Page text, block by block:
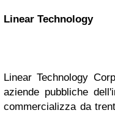
Linear Technology
Linear Technology
aziende pubbliche
commercializza da